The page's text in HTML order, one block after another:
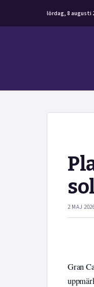
lördag, 8 augusti
2 MAJ
Gran